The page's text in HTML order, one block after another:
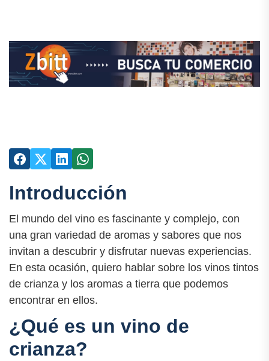
Introducción
El mundo del vino es fascinante y complejo, con
una gran variedad de aromas y sabores que nos
invitan a descubrir y disfrutar nuevas experiencias.
En esta ocasión, quiero hablar sobre los vinos tintos
de crianza y los aromas a tierra que podemos
encontrar en ellos.
¿Qué es un vino de
crianza?